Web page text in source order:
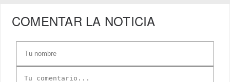
COMENTAR LA NOTICIA